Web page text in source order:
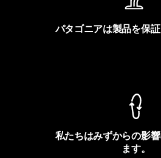
パタゴニアは製品を保証
私たちはみずからの影
ます。